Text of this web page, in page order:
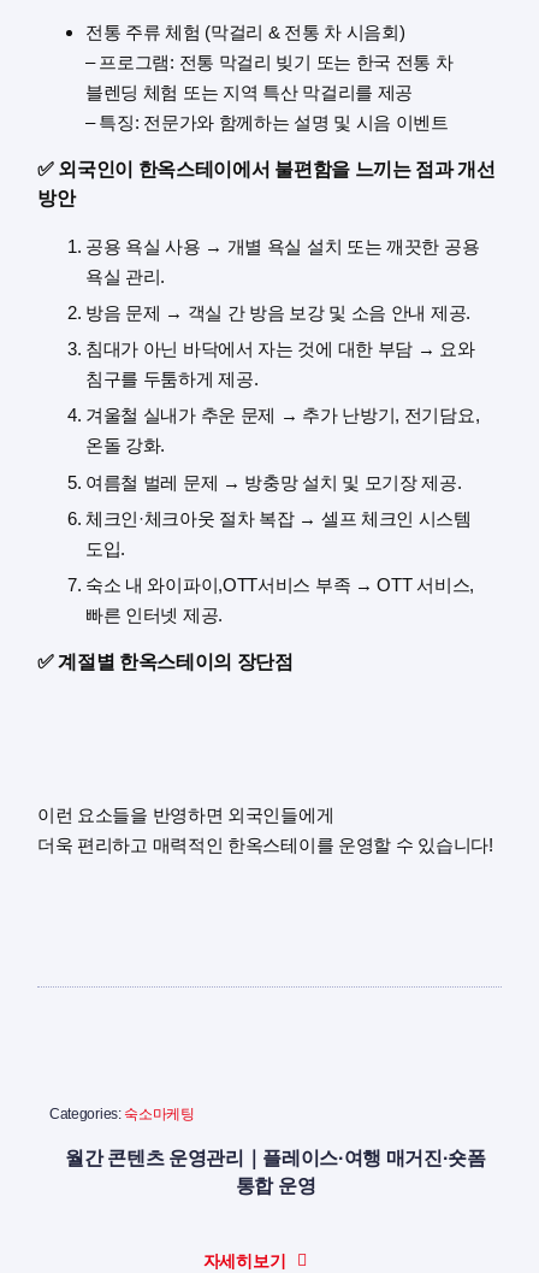
전통 주류 체험 (막걸리 & 전통 차 시음회)
– 프로그램: 전통 막걸리 빚기 또는 한국 전통 차
블렌딩 체험 또는 지역 특산 막걸리를 제공
– 특징: 전문가와 함께하는 설명 및 시음 이벤트
✅ 외국인이 한옥스테이에서 불편함을 느끼는 점과 개선
방안
공용 욕실 사용 → 개별 욕실 설치 또는 깨끗한 공용
욕실 관리.
방음 문제 → 객실 간 방음 보강 및 소음 안내 제공.
침대가 아닌 바닥에서 자는 것에 대한 부담 → 요와
침구를 두툼하게 제공.
겨울철 실내가 추운 문제 → 추가 난방기, 전기담요,
온돌 강화.
여름철 벌레 문제 → 방충망 설치 및 모기장 제공.
체크인·체크아웃 절차 복잡 → 셀프 체크인 시스템
도입.
숙소 내 와이파이,OTT서비스 부족 → OTT 서비스,
빠른 인터넷 제공.
✅ 계절별 한옥스테이의 장단점
이런 요소들을 반영하면 외국인들에게
더욱 편리하고 매력적인 한옥스테이를 운영할 수 있습니다!
Categories: 숙소마케팅
월간 콘텐츠 운영관리｜플레이스·여행 매거진·숏폼
통합 운영
자세히보기